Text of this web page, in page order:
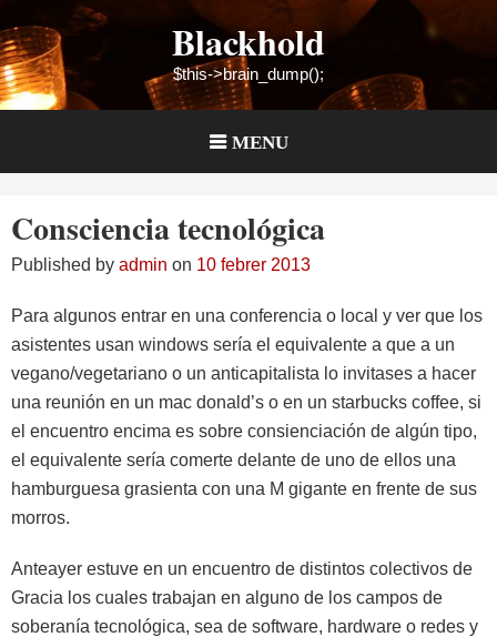
to
content
Blackhold
$this->brain_dump();
MENU
Consciencia tecnológica
Published by admin on 10 febrer 2013
Para algunos entrar en una conferencia o local y ver que los
asistentes usan windows sería el equivalente a que a un
vegano/vegetariano o un anticapitalista lo invitases a hacer
una reunión en un mac donald’s o en un starbucks coffee, si
el encuentro encima es sobre consienciación de algún tipo,
el equivalente sería comerte delante de uno de ellos una
hamburguesa grasienta con una M gigante en frente de sus
morros.
Anteayer estuve en un encuentro de distintos colectivos de
Gracia los cuales trabajan en alguno de los campos de
soberanía tecnológica, sea de software, hardware o redes y